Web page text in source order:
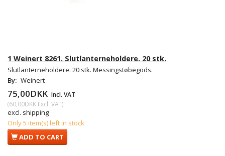
1 Weinert 8261. Slutlanterneholdere. 20 stk.
Slutlanterneholdere. 20 stk. Messingstøbegods.
By: Weinert
75,00DKK Incl. VAT
(60,00DKK Excl. VAT)
excl. shipping
Only 5 item(s) left in stock
ADD TO CART